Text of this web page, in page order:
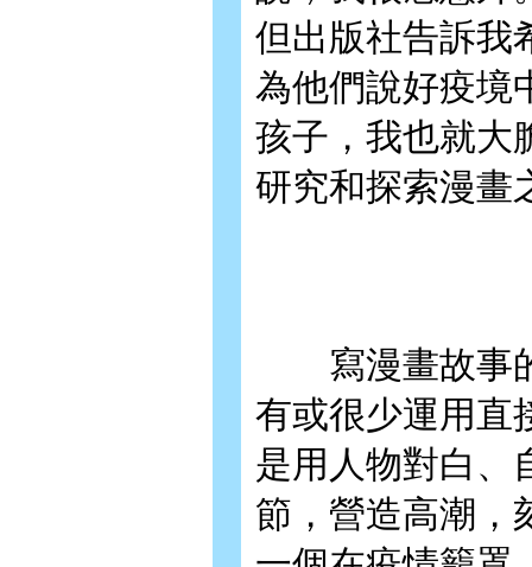
但出版社告訴我
為他們說好疫境
孩子，我也就大
研究和探索漫畫
寫漫畫故事的
有或很少運用直
是用人物對白、
節，營造高潮，